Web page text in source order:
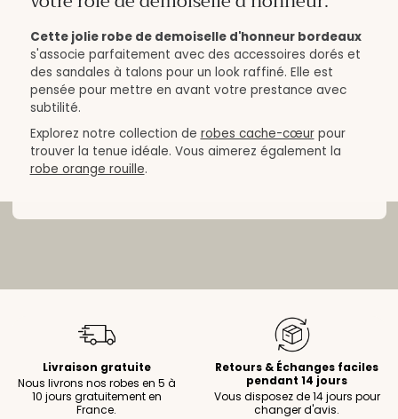
Cette jolie robe de demoiselle d'honneur bordeaux
s'associe parfaitement avec des accessoires dorés et
des sandales à talons pour un look raffiné. Elle est
pensée pour mettre en avant votre prestance avec
subtilité.
Explorez notre collection de robes cache-cœurpour
trouver la tenue idéale. Vous aimerez également la
robe orange rouille.
Livraison gratuite
Nous livrons nos robes en 5 à
10 jours gratuitement en
France.
Retours & Échanges faciles
pendant 14 jours
Vous disposez de 14 jours pour
changer d'avis.